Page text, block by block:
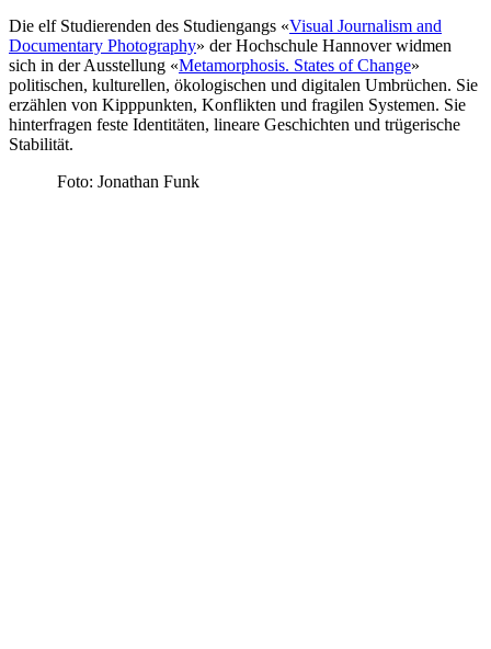
Die elf Studierenden des Studiengangs «Visual Journalism and
Documentary Photography» der Hochschule Hannover widmen
sich in der Ausstellung «Metamorphosis. States of Change»
politischen, kulturellen, ökologischen und digitalen Umbrüchen. Sie
erzählen von Kipppunkten, Konflikten und fragilen Systemen. Sie
hinterfragen feste Identitäten, lineare Geschichten und trügerische
Stabilität.
Foto: Jonathan Funk